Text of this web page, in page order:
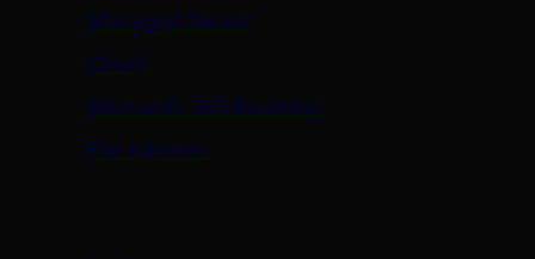
Managed Server
Cloud
Microsoft 365 Business
Fler tjänster